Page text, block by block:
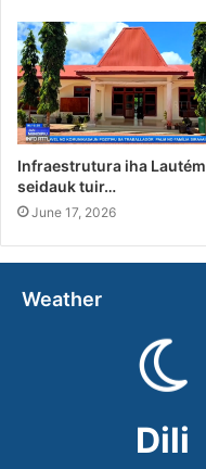
Infraestrutura iha Lautém
seidauk tuir…
June 17, 2026
Weather
Dili